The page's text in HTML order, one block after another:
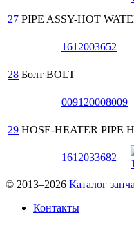
27 PIPE ASSY-HOT
1612003652
28 Болт BOLT
009120008009
29 HOSE-HEATER PIPE
1612033682
© 2013–2026 Каталог
Контакты